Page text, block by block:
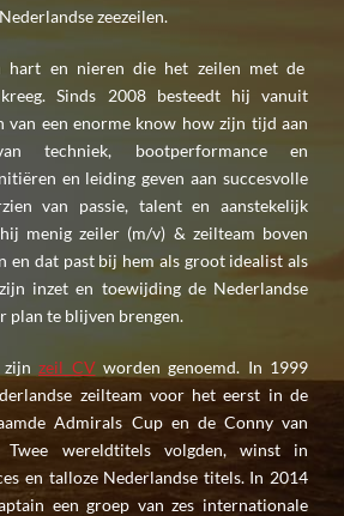
zeezeilen.
hart en nieren die het zeilen met de
Sinds 2008 besteedt hij vanuit
van een enorme know how zijn tijd aan
techniek, bootperformance en
en leiding geven aan succesvolle
van passie, talent en aanstekelijk
menig zeiler (m/v) & zeilteam boven
en dat past bij hem als groot idealist als
inzet en toewijding de Nederlandse
plan te blijven brengen.
zijnzeil CVworden genoemd. In 1999
zeilteam voor het eerst in de
Admirals Cup en de Conny van
Twee wereldtitels volgden, winst in
en talloze Nederlandse titels. In 2014
een groep van zes internationale